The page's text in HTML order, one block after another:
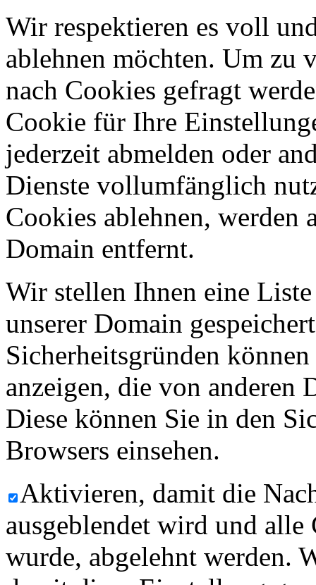
Wir respektieren es voll
ablehnen möchten. Um zu
nach Cookies gefragt
Cookie für Ihre
jederzeit abmelden oder
Dienste vollumfänglich
Cookies ablehnen, werden
Domain entfernt.
Wir stellen Ihnen eine
unserer Domain
Sicherheitsgründen
anzeigen, die von anderen
Diese können Sie in den
Browsers einsehen.
Aktivieren, damit die
ausgeblendet wird und
wurde, abgelehnt werden.